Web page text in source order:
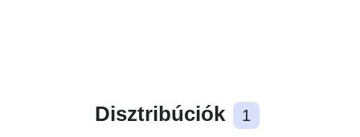
Disztribúciók 1